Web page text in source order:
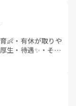
したどうしようと
い始めています。
あり、怖くて行け
👶 ・ 有休が取りや
生・待遇✨ ・ その